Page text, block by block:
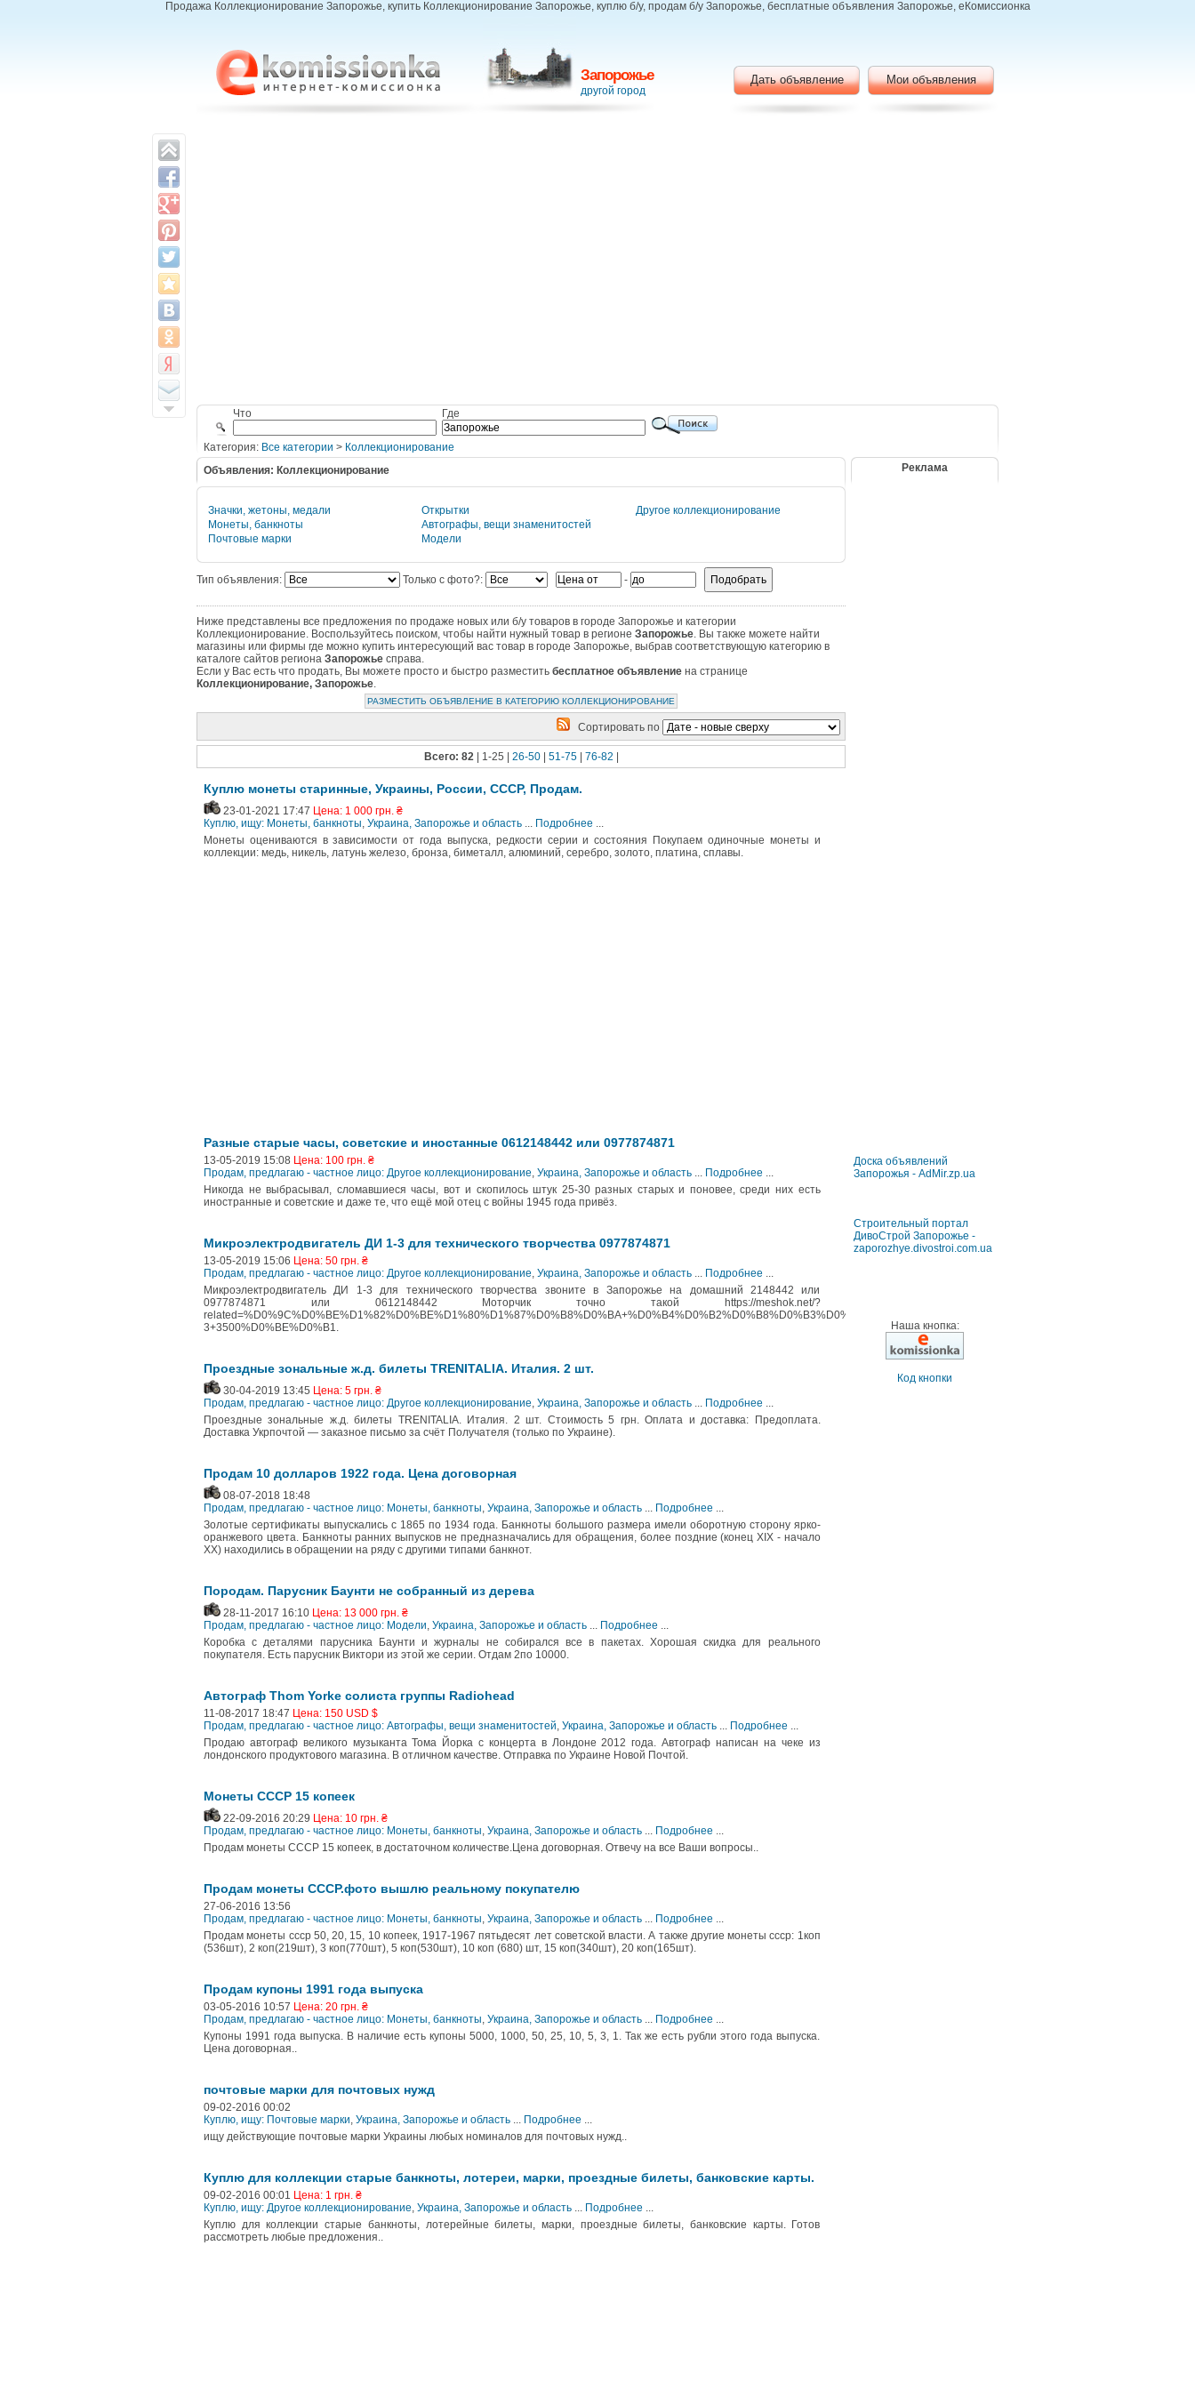
Продажа Коллекционирование Запорожье, купить Коллекционирование Запорожье, куплю б/у, продам б/у Запорожье, бесплатные объявления Запорожье, еКомиссионка
Запорожье
другой город
Дать объявление Мои объявления
Что Где
Категория: Все категории > Коллекционирование
Объявления: Коллекционирование
Значки, жетоны, медали
Монеты, банкноты
Почтовые марки
Открытки
Автографы, вещи знаменитостей
Модели
Другое коллекционирование
Тип объявления: Только с фото?: -
Ниже представлены все предложения по продаже новых или б/у товаров в городе Запорожье и категории
Коллекционирование. Воспользуйтесь поиском, чтобы найти нужный товар в регионе Запорожье. Вы также можете найти
магазины или фирмы где можно купить интересующий вас товар в городе Запорожье, выбрав соответствующую категорию в
каталоге сайтов региона Запорожье справа.
Если у Вас есть что продать, Вы можете просто и быстро разместить бесплатное объявление на странице
Коллекционирование, Запорожье.
РАЗМЕСТИТЬ ОБЪЯВЛЕНИЕ В КАТЕГОРИЮ КОЛЛЕКЦИОНИРОВАНИЕ
Сортировать по
Всего: 82| 1-25 | 26-50| 51-75| 76-82
Куплю монеты старинные, Украины, России, СССР, Продам.
23-01-2021 17:47 Цена: 1 000 грн. ₴
Куплю, ищу: Монеты, банкноты, Украина, Запорожье и область ... Подробнее ...
Монеты оцениваются в зависимости от года выпуска, редкости серии и состояния Покупаем одиночные монеты и
коллекции: медь, никель, латунь железо, бронза, биметалл, алюминий, серебро, золото, платина, сплавы.
Разные старые часы, советские и иностанные 0612148442 или 0977874871
13-05-2019 15:08 Цена: 100 грн. ₴
Продам, предлагаю - частное лицо: Другое коллекционирование, Украина, Запорожье и область ... Подробнее ...
Никогда не выбрасывал, сломавшиеся часы, вот и скопилось штук 25-30 разных старых и поновее, среди них есть
иностранные и советские и даже те, что ещё мой отец с войны 1945 года привёз.
Микроэлектродвигатель ДИ 1-3 для технического творчества 0977874871
13-05-2019 15:06 Цена: 50 грн. ₴
Продам, предлагаю - частное лицо: Другое коллекционирование, Украина, Запорожье и область ... Подробнее ...
Микроэлектродвигатель ДИ 1-3 для технического творчества звоните в Запорожье на домашний 2148442 или
0977874871 или 0612148442 Моторчик точно такой https://meshok.net/?
related=%D0%9C%D0%BE%D1%82%D0%BE%D1%80%D1%87%D0%B8%D0%BA+%D0%B4%D0%B2%D0%B8%D0%B3%D0%B0%D1%82%D0%B5%D0%BB%D1%8C+%D0%94%D0%981-
3+3500%D0%BE%D0%B1.
Проездные зональные ж.д. билеты TRENITALIA. Италия. 2 шт.
30-04-2019 13:45 Цена: 5 грн. ₴
Продам, предлагаю - частное лицо: Другое коллекционирование, Украина, Запорожье и область ... Подробнее ...
Проездные зональные ж.д. билеты TRENITALIA. Италия. 2 шт. Стоимость 5 грн. Оплата и доставка: Предоплата.
Доставка Укрпочтой — заказное письмо за счёт Получателя (только по Украине).
Продам 10 долларов 1922 года. Цена договорная
08-07-2018 18:48
Продам, предлагаю - частное лицо: Монеты, банкноты, Украина, Запорожье и область ... Подробнее ...
Золотые сертификаты выпускались с 1865 по 1934 года. Банкноты большого размера имели оборотную сторону ярко-
оранжевого цвета. Банкноты ранних выпусков не предназначались для обращения, более поздние (конец XIX - начало
XX) находились в обращении на ряду с другими типами банкнот.
Породам. Парусник Баунти не собранный из дерева
28-11-2017 16:10 Цена: 13 000 грн. ₴
Продам, предлагаю - частное лицо: Модели, Украина, Запорожье и область ... Подробнее ...
Коробка с деталями парусника Баунти и журналы не собирался все в пакетах. Хорошая скидка для реального
покупателя. Есть парусник Виктори из этой же серии. Отдам 2по 10000.
Автограф Thom Yorke солиста группы Radiohead
11-08-2017 18:47 Цена: 150 USD $
Продам, предлагаю - частное лицо: Автографы, вещи знаменитостей, Украина, Запорожье и область ... Подробнее ...
Продаю автограф великого музыканта Тома Йорка с концерта в Лондоне 2012 года. Автограф написан на чеке из
лондонского продуктового магазина. В отличном качестве. Отправка по Украине Новой Почтой.
Монеты СССР 15 копеек
22-09-2016 20:29 Цена: 10 грн. ₴
Продам, предлагаю - частное лицо: Монеты, банкноты, Украина, Запорожье и область ... Подробнее ...
Продам монеты СССР 15 копеек, в достаточном количестве.Цена договорная. Отвечу на все Ваши вопросы..
Продам монеты СССР.фото вышлю реальному покупателю
27-06-2016 13:56
Продам, предлагаю - частное лицо: Монеты, банкноты, Украина, Запорожье и область ... Подробнее ...
Продам монеты ссср 50, 20, 15, 10 копеек, 1917-1967 пятьдесят лет советской власти. А также другие монеты ссср: 1коп
(536шт), 2 коп(219шт), 3 коп(770шт), 5 коп(530шт), 10 коп (680) шт, 15 коп(340шт), 20 коп(165шт).
Продам купоны 1991 года выпуска
03-05-2016 10:57 Цена: 20 грн. ₴
Продам, предлагаю - частное лицо: Монеты, банкноты, Украина, Запорожье и область ... Подробнее ...
Купоны 1991 года выпуска. В наличие есть купоны 5000, 1000, 50, 25, 10, 5, 3, 1. Так же есть рубли этого года выпуска.
Цена договорная..
почтовые марки для почтовых нужд
09-02-2016 00:02
Куплю, ищу: Почтовые марки, Украина, Запорожье и область ... Подробнее ...
ищу действующие почтовые марки Украины любых номиналов для почтовых нужд..
Куплю для коллекции старые банкноты, лотереи, марки, проездные билеты, банковские карты.
09-02-2016 00:01 Цена: 1 грн. ₴
Куплю, ищу: Другое коллекционирование, Украина, Запорожье и область ... Подробнее ...
Куплю для коллекции старые банкноты, лотерейные билеты, марки, проездные билеты, банковские карты. Готов
рассмотреть любые предложения..
Реклама
Доска объявлений
Запорожья - AdMir.zp.ua
Строительный портал
ДивоСтрой Запорожье -
zaporozhye.divostroi.com.ua
Наша кнопка:
Код кнопки